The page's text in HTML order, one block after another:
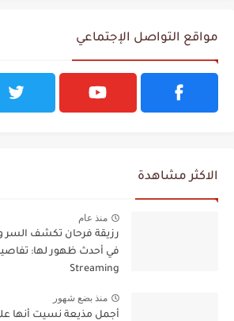
مواقع التواصل الإجتماعي
الاكثر مشاهدة
منذ عام
رزيقة فرحان تكشف السر
Streaming
منذ بضع شهور
أجمل مذيعة نسيت أنها